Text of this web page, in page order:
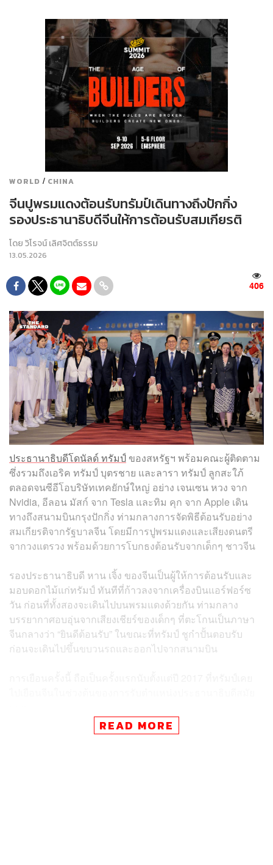
WORLD / CHINA
จีนปูพรมแดงต้อนรับทรัมป์เดินทางถึงปักกิ่ง
รองประธานาธิบดีจีนให้การต้อนรับสมเกียรติ
โดยวิโรจน์ เลิศจิตต์ธรรม
13.05.2026
406
ประธานาธิบดีโดนัลด์ ทรัมป์ ของสหรัฐฯ พร้อมคณะผู้ติดตาม
ซึ่งรวมถึงเอริค ทรัมป์ บุตรชาย และลารา ทรัมป์ ลูกสะใภ้
ตลอดจนซีอีโอบริษัทเทคยักษ์ใหญ่ อย่าง เจนเซน หวง จาก
Nvidia, อีลอน มัสก์ จาก Tesla และทิม คุก จาก Apple เดิน
ทางถึงสนามบินกรุงปักกิ่ง ท่ามกลางการจัดพิธีต้อนรับอย่าง
สมเกียรติจากรัฐบาลจีน โดยมีการปูพรมแดงและเสียงดนตรี
จากวงแตรวง พร้อมด้วยการโบกธงต้อนรับจากเด็กๆ ชาวจีน
รองประธานาธิบดี หาน เจิ้ง ของจีนเป็นผู้ให้การต้อนรับและ
มอบดอกไม้แก่ทรัมป์ ทันทีที่ก้าวลงจากเครื่องบินแอร์ฟอร์ซ
วัน ก่อนที่ทั้งสองจะเดินไปบนพรมแดงด้วยกัน ท่ามกลาง
บรรยากาศอบอุ่นจากเสียงเชียร์ของเด็กๆ ที่ตะโกนเป็นภาษา
จีนกลางว่า “ยินดีต้อนรับ” ในขณะที่ทรัมป์ ชูกำปั้นตอบรับ
ก่อนจะเดินไปขึ้นขบวนรถและออกไปจากสนามบิน
ขณะที่ทั่วโลกต่างจับตามองการพบหารือกัน ระหว่างทรัมป์
READ MORE